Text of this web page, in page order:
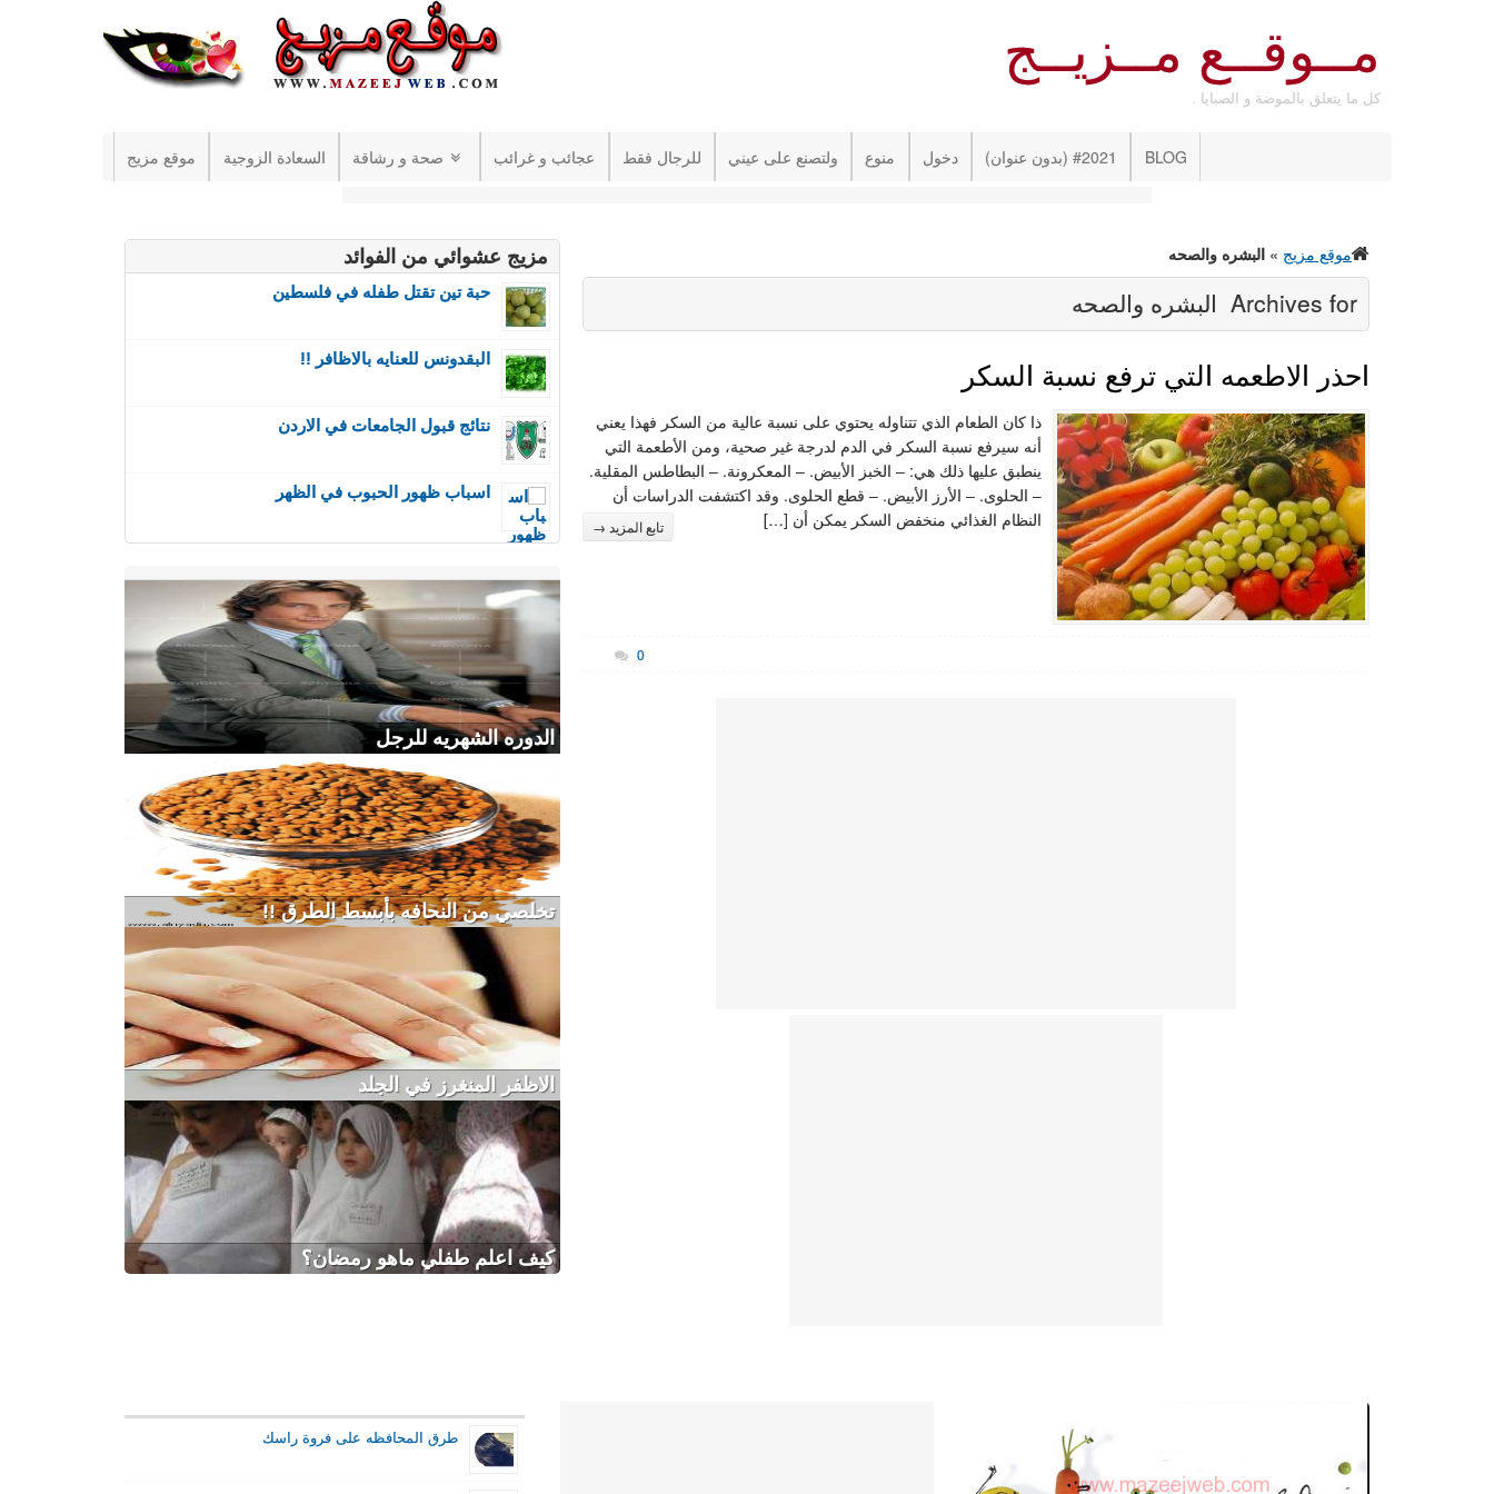
مــوقــع مــزيــج
كل ما يتعلق بالموضة و الصبايا .
موقع مزيج السعادة الزوجية صحة و رشاقة عجائب و غرائب للرجال فقط ولتصنع على عيني منوع دخول #2021 (بدون عنوان) BLOG
موقع مزيج » البشره والصحه
Archives for البشره والصحه
احذر الاطعمه التي ترفع نسبة السكر
ذا كان الطعام الذي تتناوله يحتوي على نسبة عالية من السكر فهذا يعني
أنه سيرفع نسبة السكر في الدم لدرجة غير صحية، ومن الأطعمة التي
ينطبق عليها ذلك هي: – الخبز الأبيض. – المعكرونة. – البطاطس المقلية.
– الحلوى. – الأرز الأبيض. – قطع الحلوى. وقد اكتشفت الدراسات أن
النظام الغذائي منخفض السكر يمكن أن […]
تابع المزيد →
0
مزيج عشوائي من الفوائد
حبة تين تقتل طفله في فلسطين
البقدونس للعنايه بالاظافر !!
نتائج قبول الجامعات في الاردن
اسباب ظهور الحبوب في الظهر
الدوره الشهريه للرجل
تخلصي من النحافه بأبسط الطرق !!
الاظفر المنغرز في الجلد
كيف اعلم طفلي ماهو رمضان؟
طرق المحافظه على فروة راسك